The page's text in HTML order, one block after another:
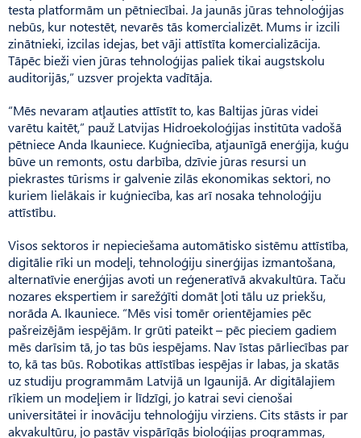
testa platformām un pētniecībai. Ja jaunās jūras tehnoloģijas
nebūs, kur notestēt, nevarēs tās komercializēt. Mums ir izcili
zinātnieki, izcilas idejas, bet vāji attīstīta komercializācija.
Tāpēc bieži vien jūras tehnoloģijas paliek tikai augstskolu
auditorijās,” uzsver projekta vadītāja.
“Mēs nevaram atļauties attīstīt to, kas Baltijas jūras videi
varētu kaitēt,” pauž Latvijas Hidroekoloģijas institūta vadošā
pētniece Anda Ikauniece. Kuģniecība, atjaunīgā enerģija, kuģu
būve un remonts, ostu darbība, dzīvie jūras resursi un
piekrastes tūrisms ir galvenie zilās ekonomikas sektori, no
kuriem lielākais ir kuģniecība, kas arī nosaka tehnoloģiju
attīstību.
Visos sektoros ir nepieciešama automātisko sistēmu attīstība,
digitālie rīki un modeļi, tehnoloģiju sinerģijas izmantošana,
alternatīvie enerģijas avoti un reģeneratīvā akvakultūra. Taču
nozares ekspertiem ir sarežģīti domāt ļoti tālu uz priekšu,
norāda A. Ikauniece. “Mēs visi tomēr orientējamies pēc
pašreizējām iespējām. Ir grūti pateikt – pēc pieciem gadiem
mēs darīsim tā, jo tas būs iespējams. Nav īstas pārliecības par
to, kā tas būs. Robotikas attīstības iespējas ir labas, ja skatās
uz studiju programmām Latvijā un Igaunijā. Ar digitālajiem
rīkiem un modeļiem ir līdzīgi, jo katrai sevi cienošai
universitātei ir inovāciju tehnoloģiju virziens. Cits stāsts ir par
akvakultūru, jo pastāv vispārīgās bioloģijas programmas,